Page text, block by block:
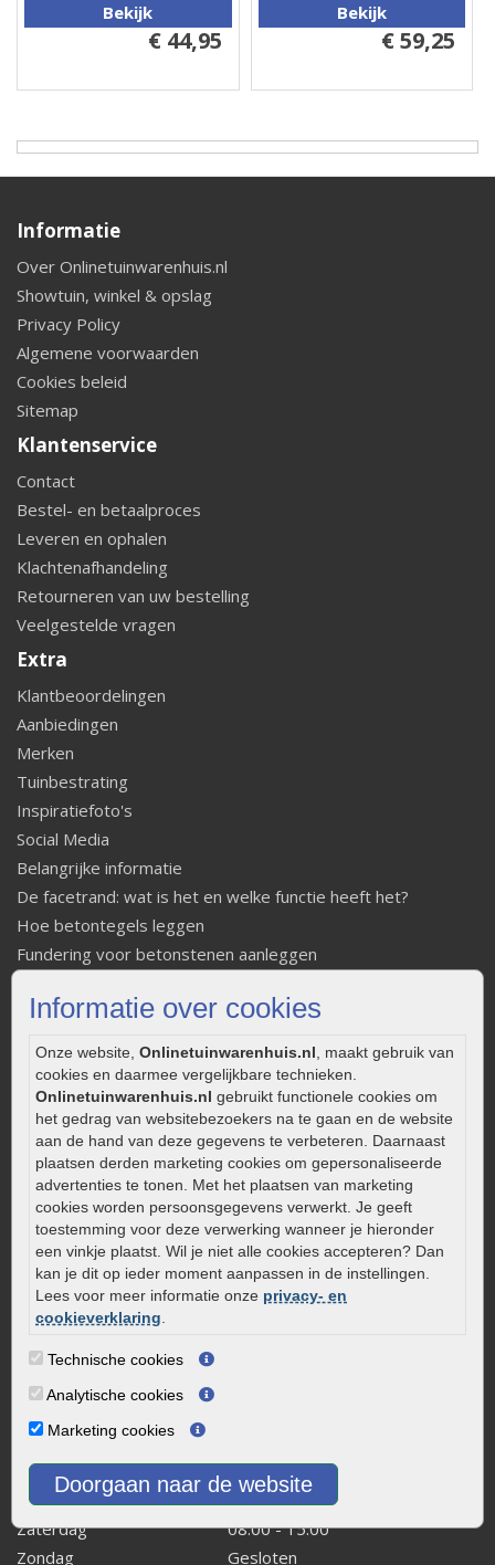
Informatie over cookies
Onze website, Onlinetuinwarenhuis.nl, maakt gebruik van
cookies en daarmee vergelijkbare technieken.
Onlinetuinwarenhuis.nl gebruikt functionele cookies om
het gedrag van websitebezoekers na te gaan en de website
aan de hand van deze gegevens te verbeteren. Daarnaast
plaatsen derden marketing cookies om gepersonaliseerde
advertenties te tonen. Met het plaatsen van marketing
cookies worden persoonsgegevens verwerkt. Je geeft
toestemming voor deze verwerking wanneer je hieronder
een vinkje plaatst. Wil je niet alle cookies accepteren? Dan
kan je dit op ieder moment aanpassen in de instellingen.
Lees voor meer informatie onze privacy- en
cookieverklaring.
Technische cookies
Analytische cookies
Marketing cookies
Doorgaan naar de website
Bekijk
€ 44,95
Bekijk
€ 59,25
Informatie
Over Onlinetuinwarenhuis.nl
Showtuin, winkel & opslag
Privacy Policy
Algemene voorwaarden
Cookies beleid
Sitemap
Klantenservice
Contact
Bestel- en betaalproces
Leveren en ophalen
Klachtenafhandeling
Retourneren van uw bestelling
Veelgestelde vragen
Extra
Klantbeoordelingen
Aanbiedingen
Merken
Tuinbestrating
Inspiratiefoto's
Social Media
Belangrijke informatie
De facetrand: wat is het en welke functie heeft het?
Hoe betontegels leggen
Fundering voor betonstenen aanleggen
Strakke tuin inrichten
Onderhoud van gebakken bestrating
Aanlegtips voor gebakken bestrating
Zelf een terras aanleggen
Kleine stadstuin inrichten
0320 – 219170
Kaapstanderweg 41
8243 RB Lelystad
info@onlinetuinwarenhuis.nl
Routebeschrijving
Openingstijden
Maandag
Woensdag
Donderdag
08:00 - 17:00
Vrijdag
08:00 - 17:00
Zaterdag
08:00 - 15.00
Zondag
Gesloten